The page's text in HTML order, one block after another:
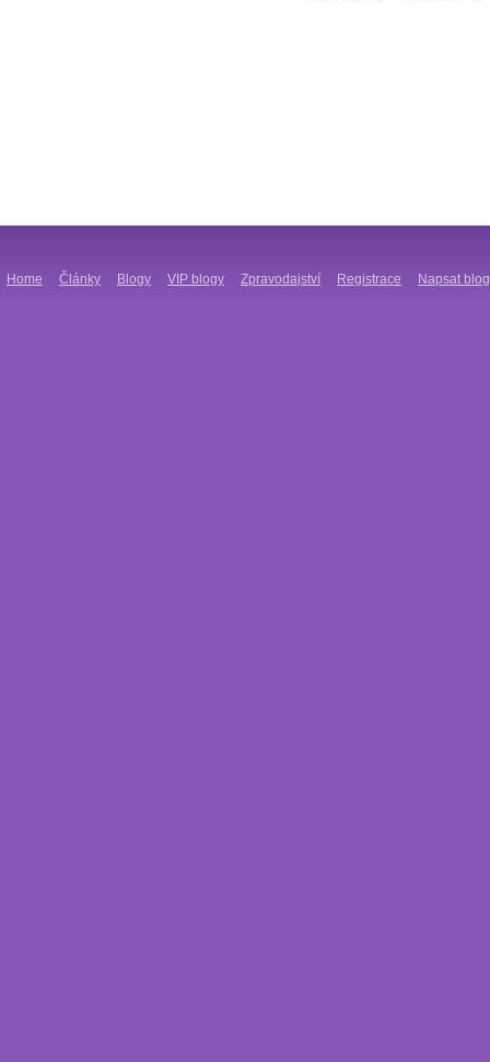
Home Články Blogy VIP blogy Zpravodajství Registrace Napsat blog